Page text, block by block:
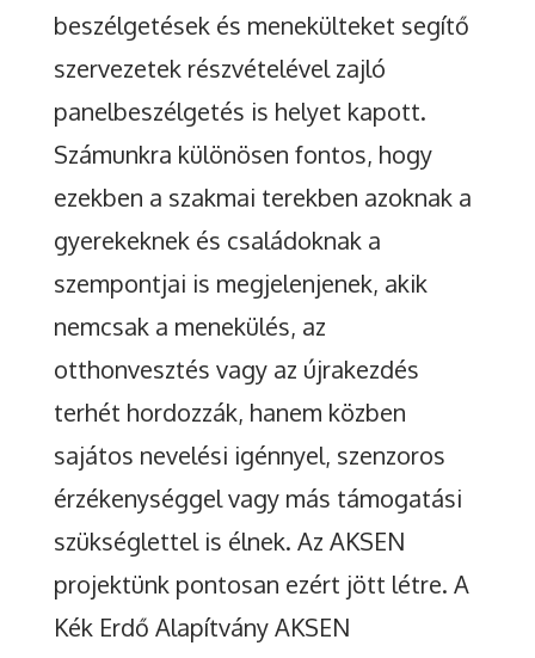
beszélgetések és menekülteket segítő
szervezetek részvételével zajló
panelbeszélgetés is helyet kapott.
Számunkra különösen fontos, hogy
ezekben a szakmai terekben azoknak a
gyerekeknek és családoknak a
szempontjai is megjelenjenek, akik
nemcsak a menekülés, az
otthonvesztés vagy az újrakezdés
terhét hordozzák, hanem közben
sajátos nevelési igénnyel, szenzoros
érzékenységgel vagy más támogatási
szükséglettel is élnek. Az AKSEN
projektünk pontosan ezért jött létre. A
Kék Erdő Alapítvány AKSEN